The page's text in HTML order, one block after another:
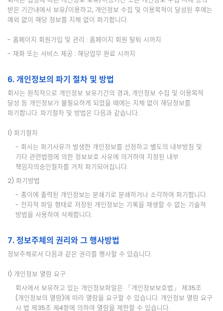
받은 기간내에서 보유/이용하고, 개인정보 수집 및 이용목적이 달성된 후에는
예외 없이 해당 정보를 지체 없이 파기합니다.
- 홈페이지 회원가입 및 관리 : 홈페이지 회원 탈퇴 시까지
- 재화 또는 서비스 제공 : 해당업무 완료 시까지
6. 개인정보의 파기 절차 및 방법
회사는 원칙적으로 개인정보 보유기간의 경과, 개인정보 수집 및 이용목적
달성 등 개인정보가 불필요하게 되었을 때에는 지체 없이 해당정보를
파기합니다. 파기절차 및 방법은 다음과 같습니다.
1) 파기절차
- 회사는 파기사유가 발생한 개인정보를 선정하고 별도의 내부방침 및
기타 관련법령에 의한 정보보호 사유에 의거하여 지정된 내부
책임자의승인절차를 거처 파기되어집니다.
2) 파기방법
- 종이에 출력된 개인정보는 분쇄기로 분쇄하거나 소각하여 파기합니다.
- 전자적 파일 형태로 저장된 개인정보는 기록을 재생할 수 없는 기술적
방법을 사용하여 삭제합니다.
7. 정보주체의 권리와 그 행사방법
정보주체로서 다음과 같은 권리를 행사할 수 있습니다.
1) 개인정보 열람 요구
회사에서 보유하고 있는 개인정보파일은 「개인정보보호법」 제35조
(개인정보의 열람)에 따라 열람을 요구할 수 있습니다. 개인정보 열람 요구
시 법 제35조 제4항에 의하여 열람을 제한할 수 있습니다.